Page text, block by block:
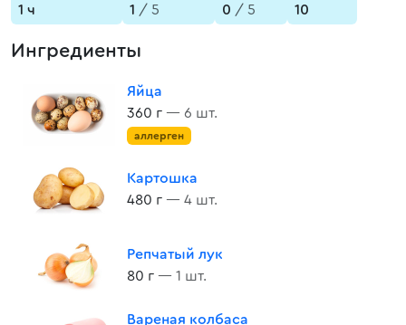
1 ч
1 / 5
0 / 5
10
Ингредиенты
Яйца
360 г — 6 шт.
аллерген
Картошка
480 г — 4 шт.
Репчатый лук
80 г — 1 шт.
Вареная колбаса